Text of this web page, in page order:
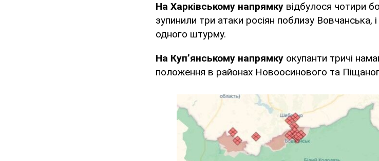
На Харківському напрямку відбулося чотири
зупинили три атаки росіян поблизу Вовчанська,
одного штурму.
На Куп’янському напрямку окупанти тричі
положення в районах Новоосинового та